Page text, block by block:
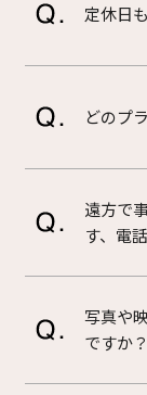
定休日
どのプ
遠方で
す、電
写真や
ですか？